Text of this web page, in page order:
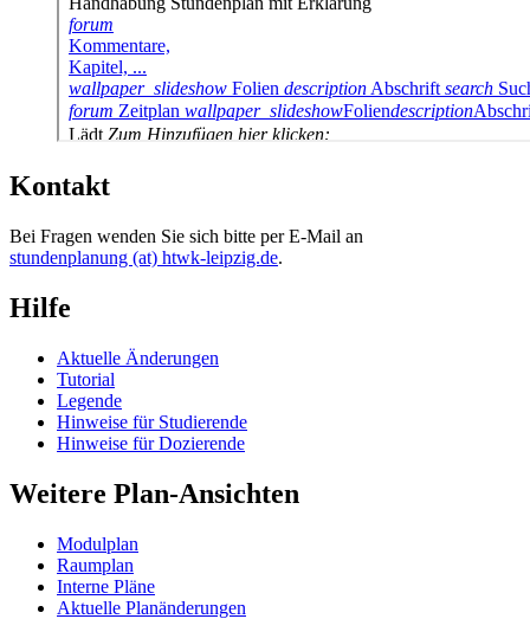
Kontakt
Bei Fragen wenden Sie sich bitte per E-Mail an
stundenplanung (at) htwk-leipzig.de.
Hilfe
Aktuelle Änderungen
Tutorial
Legende
Hinweise für Studierende
Hinweise für Dozierende
Weitere Plan-Ansichten
Modulplan
Raumplan
Interne Pläne
Aktuelle Planänderungen